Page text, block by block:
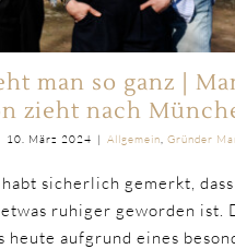
man so ganz |
zieht nach
10. März 2024 | Allgemein, Gründer
sicherlich gemerkt,
ruhiger geworden ist.
heute aufgrund eines